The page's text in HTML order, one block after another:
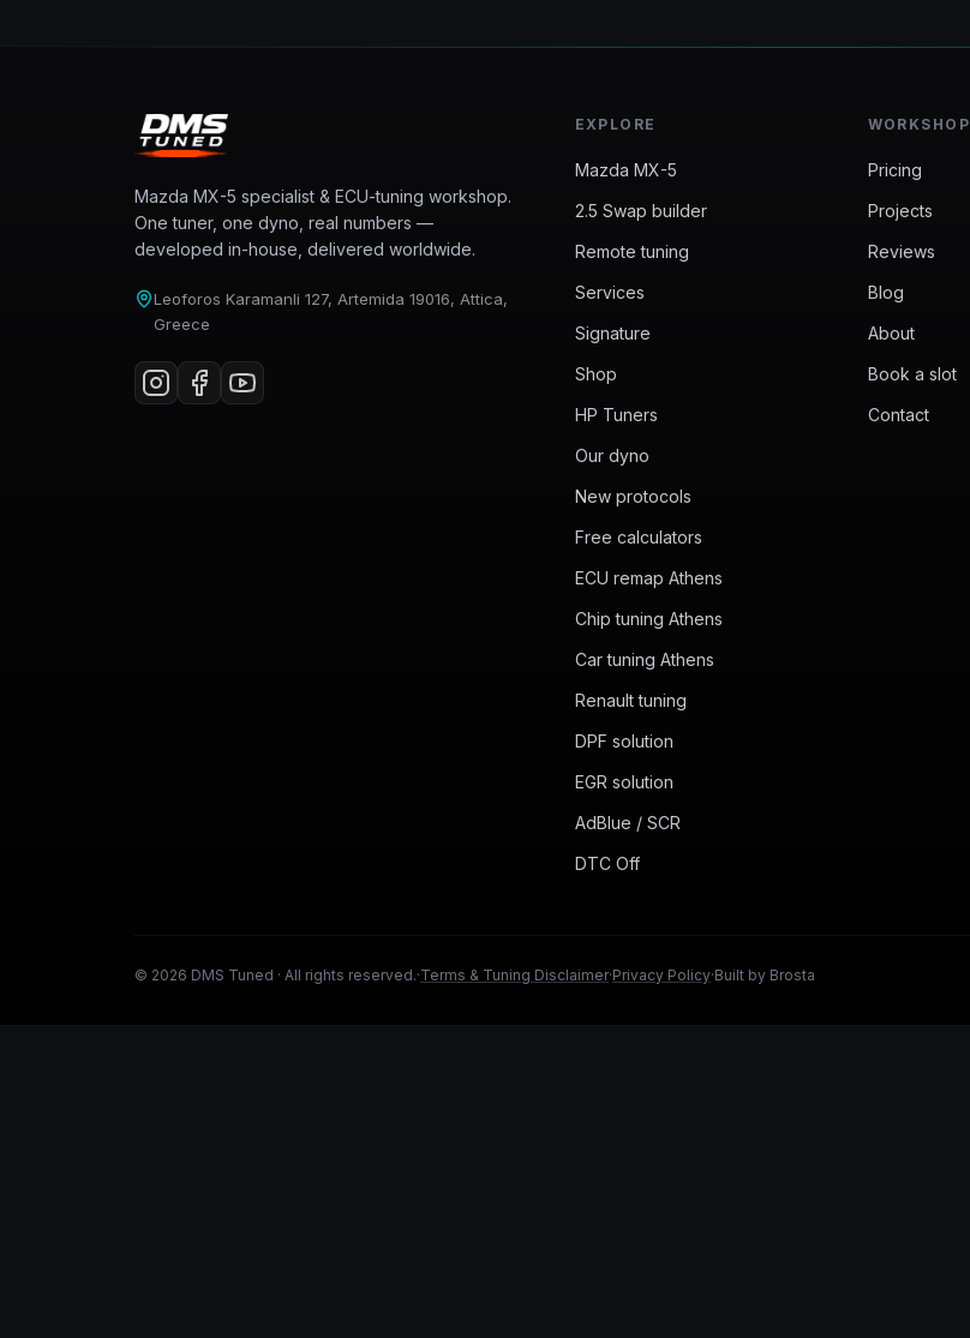
Mazda MX-5 specialist & ECU-tuning workshop.
One tuner, one dyno, real numbers —
developed in-house, delivered worldwide.
Leoforos Karamanli 127, Artemida 19016, Attica,
Greece
EXPLORE
Mazda MX-5
2.5 Swap builder
Remote tuning
Services
Signature
Shop
HP Tuners
Our dyno
New protocols
Free calculators
ECU remap Athens
Chip tuning Athens
Car tuning Athens
Renault tuning
DPF solution
EGR solution
AdBlue / SCR
DTC Off
WORKSHOP
Pricing
Projects
Reviews
Blog
About
Book a slot
Contact
© 2026 DMS Tuned · All rights reserved.·Terms & Tuning Disclaimer·Privacy Policy·Built by Brosta